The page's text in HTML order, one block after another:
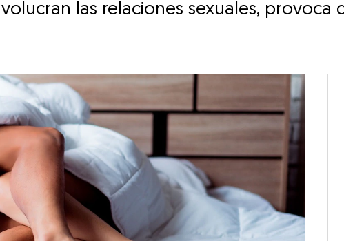
las relaciones sexuales, provoca